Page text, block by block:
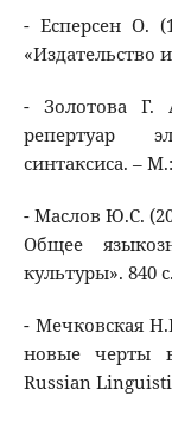
- Есперсен О.
«Издательство
- Золотова Г.
репертуар
синтаксиса. –
- Маслов Ю.С.
Общее
культуры». 840 с.
- Мечковская
новые черты в
Russian